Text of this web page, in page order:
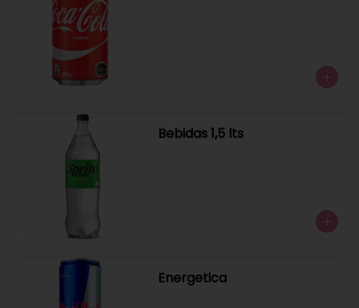
Bebidas 1,5 lts
Energetica